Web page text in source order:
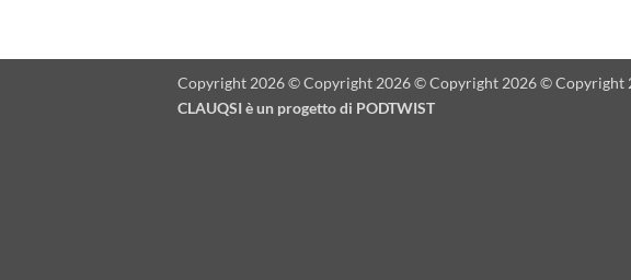
Copyright 2026 © Copyright 2026 © Copyright 2026 ©
CLAUQSI è un progetto di PODTWIST